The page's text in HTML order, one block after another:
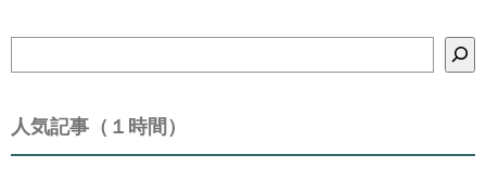
人気記事（１時間）